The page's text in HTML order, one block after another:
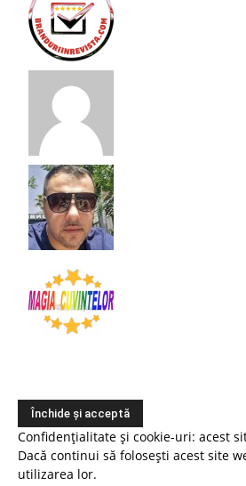
Confidențialitate și cookie-uri: acest
Dacă continui să folosești acest site
utilizarea lor.